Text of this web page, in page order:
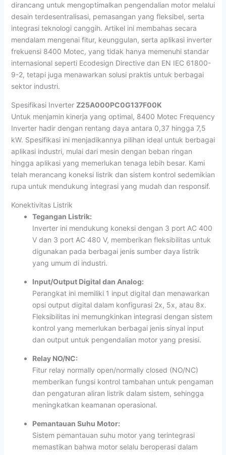
dirancang untuk mengoptimalkan pengendalian motor melalui
desain terdesentralisasi, pemasangan yang fleksibel, serta
integrasi teknologi canggih. Artikel ini membahas secara
mendalam mengenai fitur, keunggulan, serta aplikasi inverter
frekuensi 8400 Motec, yang tidak hanya memenuhi standar
internasional seperti Ecodesign Directive dan EN IEC 61800-
9-2, tetapi juga menawarkan solusi praktis untuk berbagai
sektor industri.
Spesifikasi Inverter Z25A000PC0G137F00K
Untuk menjamin kinerja yang optimal, 8400 Motec Frequency
Inverter hadir dengan rentang daya antara 0,37 hingga 7,5
kW. Spesifikasi ini menjadikannya pilihan ideal untuk berbagai
aplikasi industri, mulai dari mesin dengan beban ringan
hingga aplikasi yang memerlukan tenaga lebih besar. Kami
telah merancang koneksi listrik dan sistem kontrol sedemikian
rupa untuk mendukung integrasi yang mudah dan responsif.
Konektivitas Listrik
Tegangan Listrik:
Inverter ini mendukung koneksi dengan 3 port AC 400
V dan 3 port AC 480 V, memberikan fleksibilitas untuk
digunakan pada berbagai jenis sumber daya listrik
yang umum di industri.
Input/Output Digital dan Analog:
Perangkat ini memiliki 1 input digital dan menawarkan
opsi output digital dalam konfigurasi 2x, 5x, atau 8x.
Fleksibilitas ini memungkinkan integrasi dengan sistem
kontrol yang memerlukan berbagai jenis sinyal input
dan output untuk pengendalian motor yang presisi.
Relay NO/NC:
Fitur relay normally open/normally closed (NO/NC)
memberikan fungsi kontrol tambahan untuk pengaman
dan pengaturan aliran listrik dalam sistem, sehingga
meningkatkan keamanan operasional.
Pemantauan Suhu Motor:
Sistem pemantauan suhu motor yang terintegrasi
memastikan bahwa motor selalu beroperasi dalam